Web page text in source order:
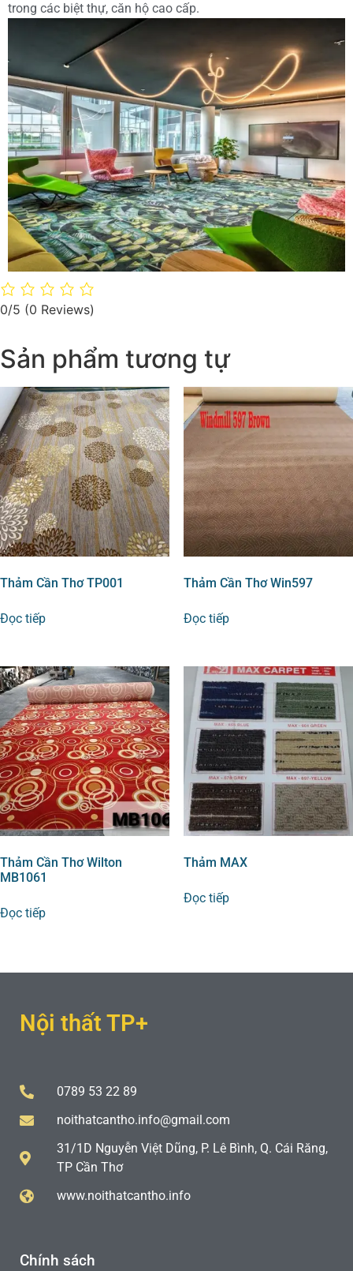
trong các biệt thự, căn hộ cao cấp.
0/5 (0 Reviews)
Sản phẩm tương tự
Thảm Cần Thơ TP001
Đọc tiếp
Thảm Cần Thơ Win597
Đọc tiếp
Thảm Cần Thơ Wilton
MB1061
Đọc tiếp
Thảm MAX
Đọc tiếp
Nội thất TP+
0789 53 22 89
noithatcantho.info@gmail.com
31/1D Nguyễn Việt Dũng, P. Lê Bình, Q. Cái Răng,
TP Cần Thơ
www.noithatcantho.info
Chính sách